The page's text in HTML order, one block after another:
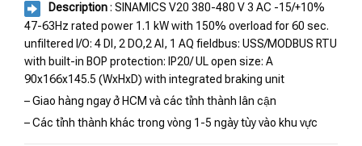
Description: SINAMICS V20 380-480 V 3 AC -15/+10%
47-63Hz rated power 1.1 kW with 150% overload for 60 sec.
unfiltered I/O: 4 DI, 2 DO,2 AI, 1 AQ fieldbus: USS/MODBUS RTU
with built-in BOP protection: IP20/ UL open size: A
90x166x145.5 (WxHxD) with integrated braking unit
– Giao hàng ngay ở HCM và các tỉnh thành lân cận
– Các tỉnh thành khác trong vòng 1-5 ngày tùy vào khu vực